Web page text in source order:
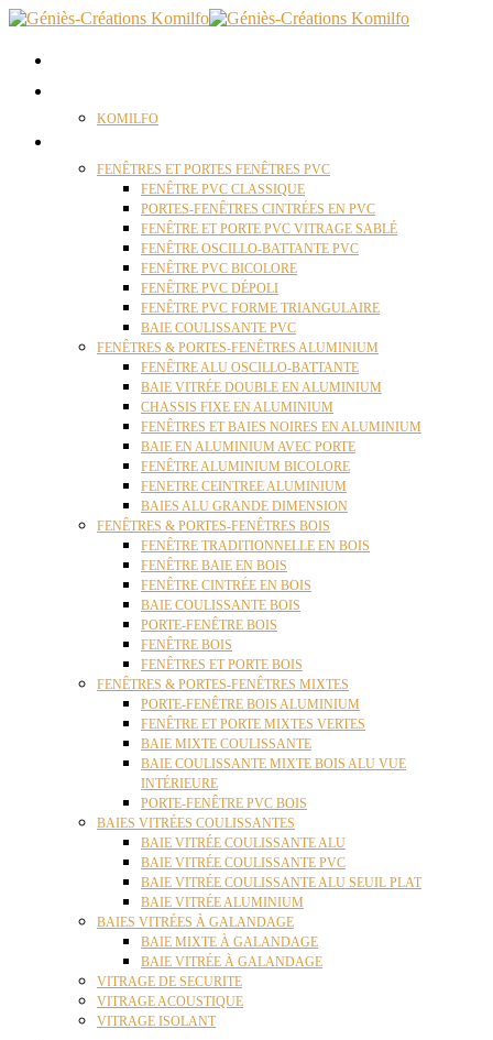
KOMILFO
FENÊTRES ET PORTES FENÊTRES PVC
FENÊTRE PVC CLASSIQUE
PORTES-FENÊTRES CINTRÉES EN PVC
FENÊTRE ET PORTE PVC VITRAGE SABLÉ
FENÊTRE OSCILLO-BATTANTE PVC
FENÊTRE PVC BICOLORE
FENÊTRE PVC DÉPOLI
FENÊTRE PVC FORME TRIANGULAIRE
BAIE COULISSANTE PVC
FENÊTRES & PORTES-FENÊTRES ALUMINIUM
FENÊTRE ALU OSCILLO-BATTANTE
BAIE VITRÉE DOUBLE EN ALUMINIUM
CHASSIS FIXE EN ALUMINIUM
FENÊTRES ET BAIES NOIRES EN ALUMINIUM
BAIE EN ALUMINIUM AVEC PORTE
FENÊTRE ALUMINIUM BICOLORE
FENETRE CEINTREE ALUMINIUM
BAIES ALU GRANDE DIMENSION
FENÊTRES & PORTES-FENÊTRES BOIS
FENÊTRE TRADITIONNELLE EN BOIS
FENÊTRE BAIE EN BOIS
FENÊTRE CINTRÉE EN BOIS
BAIE COULISSANTE BOIS
PORTE-FENÊTRE BOIS
FENÊTRE BOIS
FENÊTRES ET PORTE BOIS
FENÊTRES & PORTES-FENÊTRES MIXTES
PORTE-FENÊTRE BOIS ALUMINIUM
FENÊTRE ET PORTE MIXTES VERTES
BAIE MIXTE COULISSANTE
BAIE COULISSANTE MIXTE BOIS ALU VUE
INTÉRIEURE
PORTE-FENÊTRE PVC BOIS
BAIES VITRÉES COULISSANTES
BAIE VITRÉE COULISSANTE ALU
BAIE VITRÉE COULISSANTE PVC
BAIE VITRÉE COULISSANTE ALU SEUIL PLAT
BAIE VITRÉE ALUMINIUM
BAIES VITRÉES À GALANDAGE
BAIE MIXTE À GALANDAGE
BAIE VITRÉE À GALANDAGE
VITRAGE DE SECURITE
VITRAGE ACOUSTIQUE
VITRAGE ISOLANT